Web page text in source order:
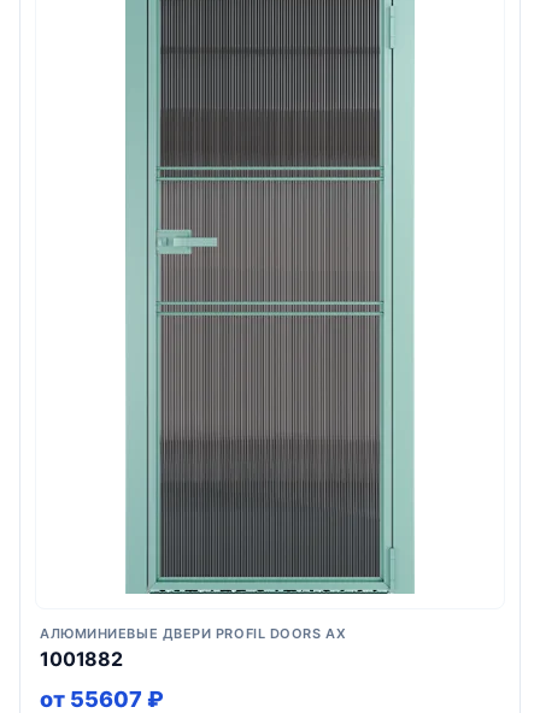
АЛЮМИНИЕВЫЕ ДВЕРИ PROFIL DOORS AX
1001882
от 55607 ₽